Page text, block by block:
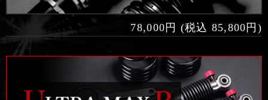
78,000円 (税込 85,800円)